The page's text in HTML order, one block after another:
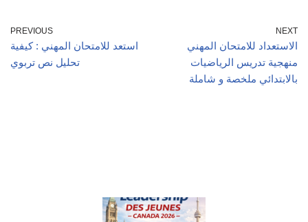
PREVIOUS
استعد للامتحان المهني : كيفية
تحليل نص تربوي
NEXT
الاستعداد للامتحان المهني
منهجية تدريس الرياضيات
بالابتدائي ملخصة و شاملة